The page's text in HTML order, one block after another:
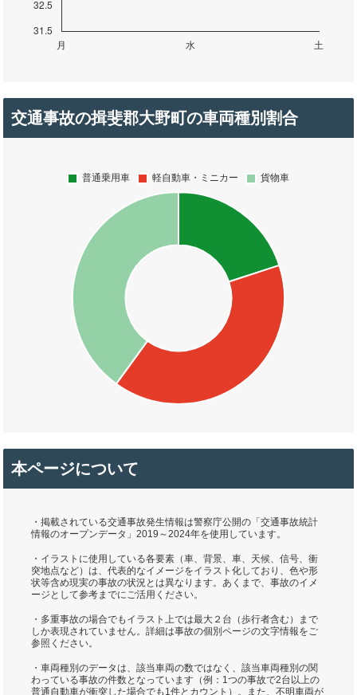
交通事故の揖斐郡大野町の車両種別割合
本ページについて
・掲載されている交通事故発生情報は警察庁公開の「交通事故統計
情報のオープンデータ」2019～2024年を使用しています。
・イラストに使用している各要素（車、背景、車、天候、信号、衝
突地点など）は、代表的なイメージをイラスト化しており、色や形
状等含め現実の事故の状況とは異なります。あくまで、事故のイメ
ージとして参考までにご活用ください。
・多重事故の場合でもイラスト上では最大２台（歩行者含む）まで
しか表現されていません。詳細は事故の個別ページの文字情報をご
参照ください。
・車両種別のデータは、該当車両の数ではなく、該当車両種別の関
わっている事故の件数となっています（例：1つの事故で2台以上の
普通自動車が衝突した場合でも1件とカウント）。また、不明車両が